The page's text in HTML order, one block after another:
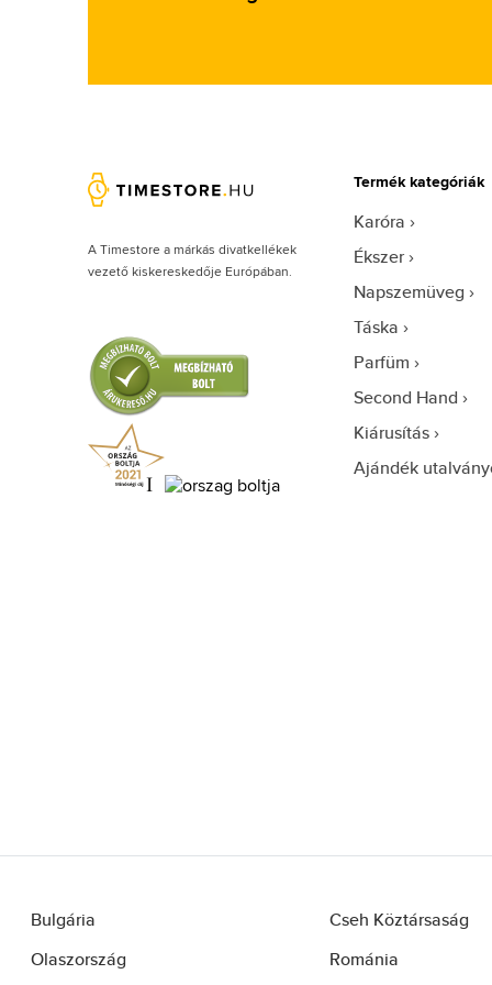
Biotherm (3)
Bob Mackie (1)
Bottega Veneta (18)
Boucheron (32)
Bourjois (8)
Britney Spears (36)
Bruno Banani (82)
Carven (6)
A Timestore a márkás divatkellékek
vezető kiskereskedője Európában.
Termék kategóriák
Karóra
Ékszer
Napszemüveg
Táska
Parfüm
Second Hand
Kiárusítás
Ajándék
Bulgária Cseh Köztársaság
Olaszország
Románia